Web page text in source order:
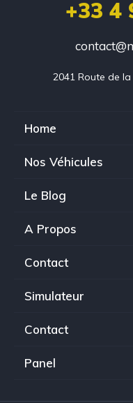
+33 4
2041 Route de la
Home
Nos Véhicules
Le Blog
A Propos
Contact
Simulateur
Contact
Panel